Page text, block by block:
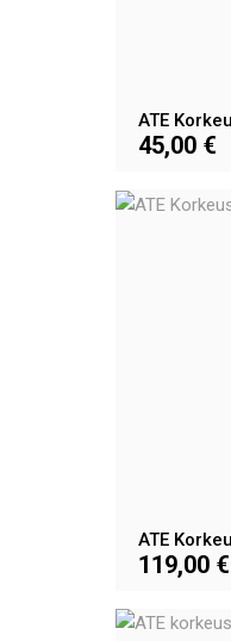
ATE
45,00 €
ATE
119,00 €